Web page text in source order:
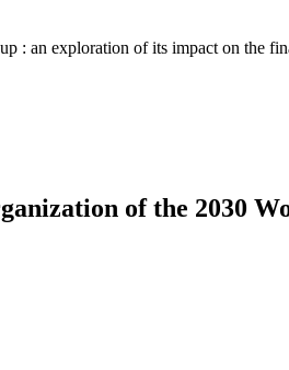
an exploration of its impact on the
of the 2030